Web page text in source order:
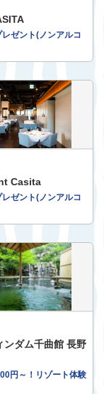
ゼント(ノンアルコ
Casita
ゼント(ノンアルコ
ンダム千曲館 長野
円～！リゾート体験